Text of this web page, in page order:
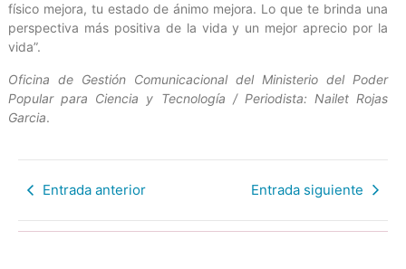
físico mejora, tu estado de ánimo mejora. Lo que te brinda una
perspectiva más positiva de la vida y un mejor aprecio por la
vida”.
Oficina de Gestión Comunicacional del Ministerio del Poder
Popular para Ciencia y Tecnología / Periodista: Nailet Rojas
Garcia.
Entrada anterior Entrada siguiente